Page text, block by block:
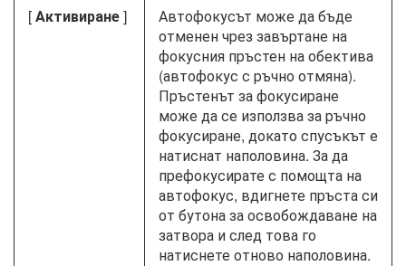
[Активиране]
Автофокусът може да бъде
отменен чрез завъртане на
фокусния пръстен на обектива
(автофокус с ръчно отмяна).
Пръстенът за фокусиране
може да се използва за ръчно
фокусиране, докато спусъкът е
натиснат наполовина. За да
префокусирате с помощта на
автофокус, вдигнете пръста си
от бутона за освобождаване на
затвора и след това го
натиснете отново наполовина.